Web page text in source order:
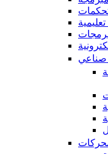
صناعي